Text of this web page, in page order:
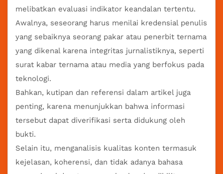
melibatkan evaluasi indikator keandalan tertentu.
Awalnya, seseorang harus menilai kredensial penulis
yang sebaiknya seorang pakar atau penerbit ternama
yang dikenal karena integritas jurnalistiknya, seperti
surat kabar ternama atau media yang berfokus pada
teknologi.
Bahkan, kutipan dan referensi dalam artikel juga
penting, karena menunjukkan bahwa informasi
tersebut dapat diverifikasi serta didukung oleh
bukti.
Selain itu, menganalisis kualitas konten termasuk
kejelasan, koherensi, dan tidak adanya bahasa